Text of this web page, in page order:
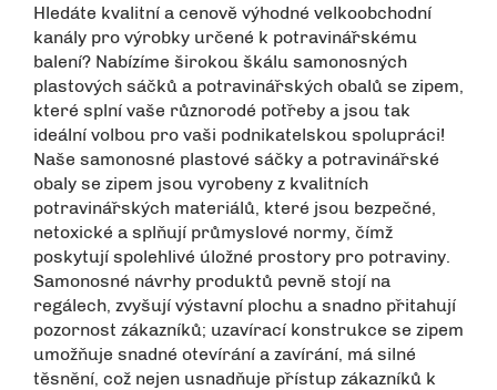
Hledáte kvalitní a cenově výhodné velkoobchodní
kanály pro výrobky určené k potravinářskému
balení? Nabízíme širokou škálu samonosných
plastových sáčků a potravinářských obalů se zipem,
které splní vaše různorodé potřeby a jsou tak
ideální volbou pro vaši podnikatelskou spolupráci!
Naše samonosné plastové sáčky a potravinářské
obaly se zipem jsou vyrobeny z kvalitních
potravinářských materiálů, které jsou bezpečné,
netoxické a splňují průmyslové normy, čímž
poskytují spolehlivé úložné prostory pro potraviny.
Samonosné návrhy produktů pevně stojí na
regálech, zvyšují výstavní plochu a snadno přitahují
pozornost zákazníků; uzavírací konstrukce se zipem
umožňuje snadné otevírání a zavírání, má silné
těsnění, což nejen usnadňuje přístup zákazníků k